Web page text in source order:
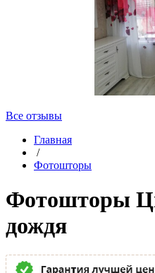
Все отзывы
Главная
/
Фотошторы
Фотошторы
дождя